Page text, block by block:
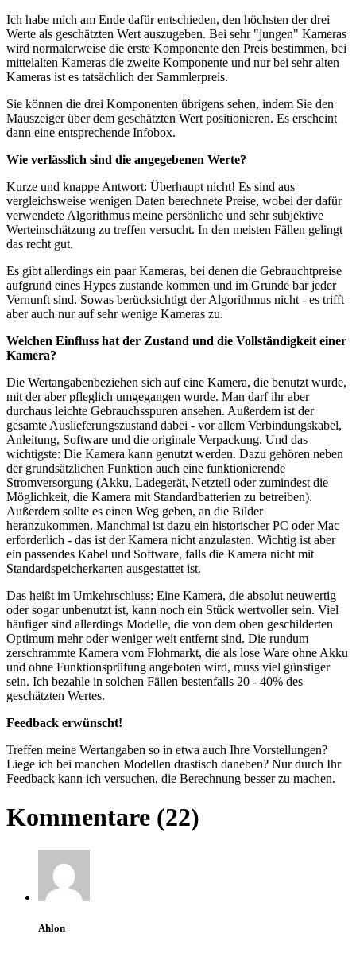
Ich habe mich am Ende dafür entschieden, den höchsten der drei
Werte als geschätzten Wert auszugeben. Bei sehr "jungen" Kameras
wird normalerweise die erste Komponente den Preis bestimmen, bei
mittelalten Kameras die zweite Komponente und nur bei sehr alten
Kameras ist es tatsächlich der Sammlerpreis.
Sie können die drei Komponenten übrigens sehen, indem Sie den
Mauszeiger über dem geschätzten Wert positionieren. Es erscheint
dann eine entsprechende Infobox.
Wie verlässlich sind die angegebenen Werte?
Kurze und knappe Antwort: Überhaupt nicht! Es sind aus
vergleichsweise wenigen Daten berechnete Preise, wobei der dafür
verwendete Algorithmus meine persönliche und sehr subjektive
Werteinschätzung zu treffen versucht. In den meisten Fällen gelingt
das recht gut.
Es gibt allerdings ein paar Kameras, bei denen die Gebrauchtpreise
aufgrund eines Hypes zustande kommen und im Grunde bar jeder
Vernunft sind. Sowas berücksichtigt der Algorithmus nicht - es trifft
aber auch nur auf sehr wenige Kameras zu.
Welchen Einfluss hat der Zustand und die Vollständigkeit einer
Kamera?
Die Wertangabenbeziehen sich auf eine Kamera, die benutzt wurde,
mit der aber pfleglich umgegangen wurde. Man darf ihr aber
durchaus leichte Gebrauchsspuren ansehen. Außerdem ist der
gesamte Auslieferungszustand dabei - vor allem Verbindungskabel,
Anleitung, Software und die originale Verpackung. Und das
wichtigste: Die Kamera kann genutzt werden. Dazu gehören neben
der grundsätzlichen Funktion auch eine funktionierende
Stromversorgung (Akku, Ladegerät, Netzteil oder zumindest die
Möglichkeit, die Kamera mit Standardbatterien zu betreiben).
Außerdem sollte es einen Weg geben, an die Bilder
heranzukommen. Manchmal ist dazu ein historischer PC oder Mac
erforderlich - das ist der Kamera nicht anzulasten. Wichtig ist aber
ein passendes Kabel und Software, falls die Kamera nicht mit
Standardspeicherkarten ausgestattet ist.
Das heißt im Umkehrschluss: Eine Kamera, die absolut neuwertig
oder sogar unbenutzt ist, kann noch ein Stück wertvoller sein. Viel
häufiger sind allerdings Modelle, die von dem oben geschilderten
Optimum mehr oder weniger weit entfernt sind. Die rundum
zerschrammte Kamera vom Flohmarkt, die als lose Ware ohne Akku
und ohne Funktionsprüfung angeboten wird, muss viel günstiger
sein. Ich bezahle in solchen Fällen bestenfalls 20 - 40% des
geschätzten Wertes.
Feedback erwünscht!
Treffen meine Wertangaben so in etwa auch Ihre Vorstellungen?
Liege ich bei manchen Modellen drastisch daneben? Nur durch Ihr
Feedback kann ich versuchen, die Berechnung besser zu machen.
Kommentare (22)
Ahlon